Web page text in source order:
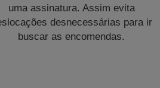
uma assinatura. Assim evita
desnecessárias para ir
buscar as encomendas.